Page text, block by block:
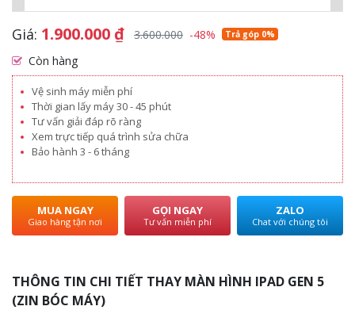
Giá: 1.900.000 ₫ 3.600.000 -48% Trả góp 0%
Còn hàng
Vệ sinh máy miễn phí
Thời gian lấy máy 30 - 45 phút
Tư vấn giải đáp rõ ràng
Xem trực tiếp quá trình sửa chữa
Bảo hành 3 - 6 tháng
MUA NGAY
Giao hàng tận nơi
GỌI NGAY
Tư vấn miễn phí
ZALO
Chat với chúng tôi
THÔNG TIN CHI TIẾT THAY MÀN HÌNH IPAD GEN 5
(ZIN BÓC MÁY)